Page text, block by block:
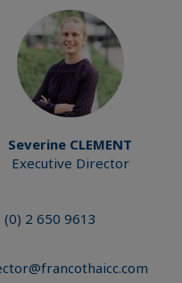
Severine CLEMENT
Executive Director
(0) 2 650 9613